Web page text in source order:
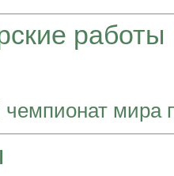
работы
мира